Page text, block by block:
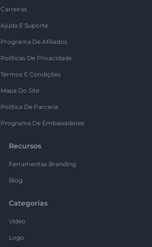
Carreiras
Ajuda E Suporte
Programa De Afiliados
Políticas De Privacidade
Termos E Condições
Mapa Do Site
Política De Parceria
Programa De Embaixadores
Recursos
Ferramentas Branding
Blog
Categorias
Vídeo
Logo